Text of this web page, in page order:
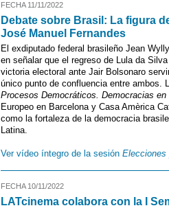
FECHA 11/11/2022
Debate sobre Brasil: La figura
José Manuel Fernandes
El exdiputado federal brasileño Jean
en señalar que el regreso de Lula da
victoria electoral ante Jair Bolsonaro
único punto de confluencia entre ambos.
Procesos Democráticos. Democracias en
Europeo en Barcelona y Casa Amèrica
como la fortaleza de la democracia
Latina.
Ver vídeo íntegro de la sesión Elecciones
FECHA 10/11/2022
LATcinema colabora con la I